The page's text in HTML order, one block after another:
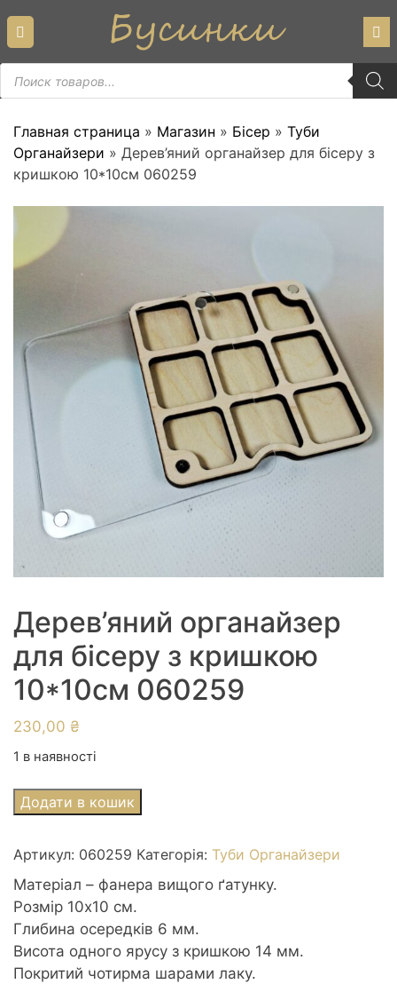
content
Пошук
товарів
Главная страница » Магазин » Бісер » Туби
Органайзери » Дерев’яний органайзер для бісеру з
кришкою 10*10см 060259
Дерев’яний органайзер
для бісеру з кришкою
10*10см 060259
230,00 ₴
1 в наявності
Дерев'яний
органайзер
бісеру
з
кришкою
10*10см
060259
кількість
Додати в кошик
Артикул: 060259 Категорія: Туби Органайзери
Матеріал – фанера вищого ґатунку.
Розмір 10х10 см.
Глибина осередків 6 мм.
Висота одного ярусу з кришкою 14 мм.
Покритий чотирма шарами лаку.